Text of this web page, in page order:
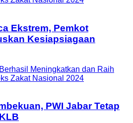
Ekstrem, Pemkot
Kesiapsiagaan
PWI Jabar Tetap